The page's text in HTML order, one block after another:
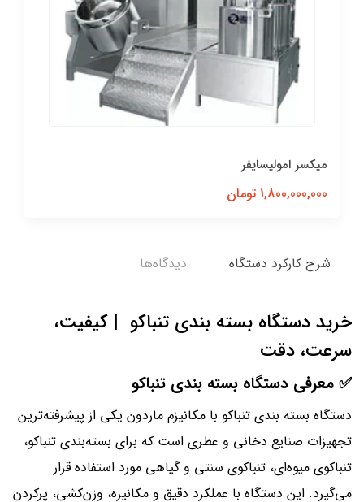
میکسر امولیسایفر
1,800,000,000 تومان
شرح کارکرد دستگاه دیدگاه‌ها
خرید دستگاه بسته‌ بندی تنباکو | کیفیت،
سرعت، دقت
✅ معرفی دستگاه بسته‌ بندی تنباکو
دستگاه بسته‌ بندی تنباکو با مکانیزم ماردون یکی از پیشرفته‌ترین
تجهیزات صنایع دخانی و عطری است که برای بسته‌بندی تنباکو،
تنباکوی میوه‌ای، تنباکوی سنتی و گیاهی مورد استفاده قرار
می‌گیرد. این دستگاه با عملکرد دقیق و مکانیزه، وزن‌کشی، پرکردن